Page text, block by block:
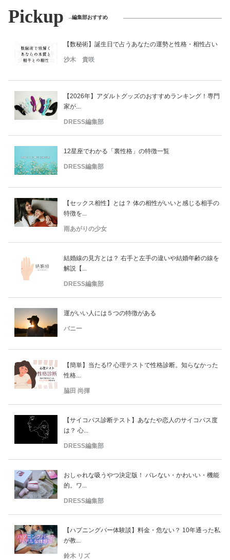
Pickup 編集部おすすめ
【数秘術】誕生日で占うあなたの運勢と性格・相性占い
沙木 貴咲
【2026年】アダルトグッズのおすすめランキング！専門
家が...
DRESS編集部
12星座でわかる「裏性格」の特徴一覧
DRESS編集部
【セックス相性】とは？ 体の相性がいいと感じる相手の
特徴を...
雨あがりの少女
結婚線の見方とは？ 右手と左手の違いや結婚年齢の線を
解説【...
DRESS編集部
運がいい人には５つの特徴がある
バニー
【簡単】当たる!? 心理テストで性格診断。知らなかった
性格...
脇田 尚揮
【サイコパス診断テスト】あなたや恋人のサイコパス度
は？ 心...
DRESS編集部
おしゃれな吸うやつ決定版！ バレない・かわいい・機能
的。ワ...
DRESS編集部
【ハプニングバー体験談】料金・危ない？ 10年通った私
が教...
鈴木 リズ